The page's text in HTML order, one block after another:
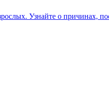
Узнайте о причинах,